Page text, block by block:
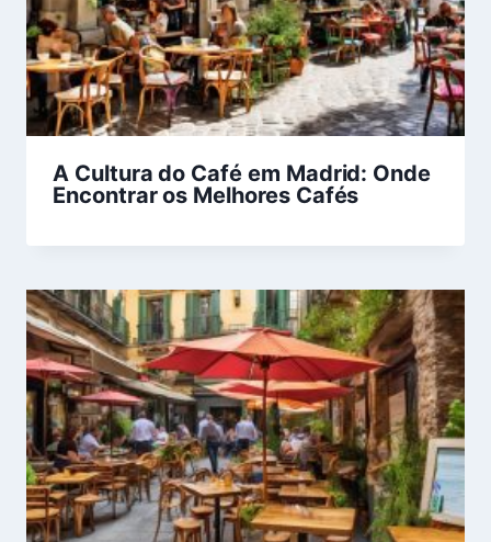
A Cultura do Café em Madrid: Onde
Encontrar os Melhores Cafés